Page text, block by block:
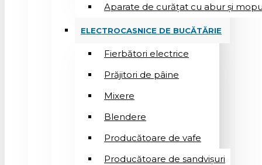
Aparate de curățat cu abur și
ELECTROCASNICE DE BUCĂTĂRIE
Fierbători electrice
Prăjitori de pâine
Mixere
Blendere
Producătoare de vafe
Producătoare de sandvişuri